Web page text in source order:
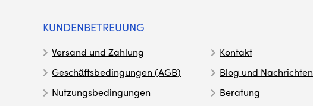
KUNDENBETREUUNG
Versand und Zahlung
Geschäftsbedingungen (AGB)
Nutzungsbedingungen
Kontakt
Blog und Nachrichten
Beratung